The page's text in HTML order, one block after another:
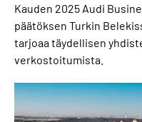
Kauden 2025 Audi
päätöksen Turkin
tarjoaa täydellisen
verkostoitumista.